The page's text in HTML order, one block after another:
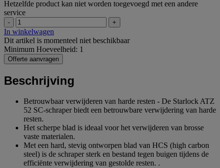
Hetzelfde product kan niet worden toegevoegd met een andere
service
- +
In winkelwagen
Dit artikel is momenteel niet beschikbaar
Minimum Hoeveelheid: 1
Offerte aanvragen
Beschrijving
Betrouwbaar verwijderen van harde resten - De Starlock ATZ
52 SC-schraper biedt een betrouwbare verwijdering van harde
resten.
Het scherpe blad is ideaal voor het verwijderen van brosse
vaste materialen.
Met een hard, stevig ontworpen blad van HCS (high carbon
steel) is de schraper sterk en bestand tegen buigen tijdens de
efficiënte verwijdering van gestolde resten. .